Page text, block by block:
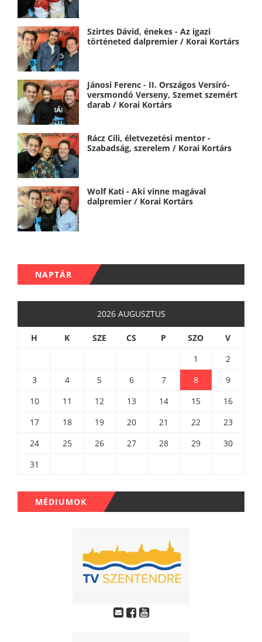
Szirtes Dávid, énekes - Az igazi
történeted dalpremier / Korai Kortárs
Jánosi Ferenc - II. Országos Versíró-
versmondó Verseny, Szemet szemért
darab / Korai Kortárs
Rácz Cili, életvezetési mentor -
Szabadság, szerelem / Korai Kortárs
Wolf Kati - Aki vinne magával
dalpremier / Korai Kortárs
NAPTÁR
2026 AUGUSZTUS
H K SZE CS P SZO
V
1
2
3
4 5 6 7 8
9
10
11 12 13 14 15
16
17
18 19 20 21 22
23
24
25 26 27 28 29
30
31
MÉDIUMOK